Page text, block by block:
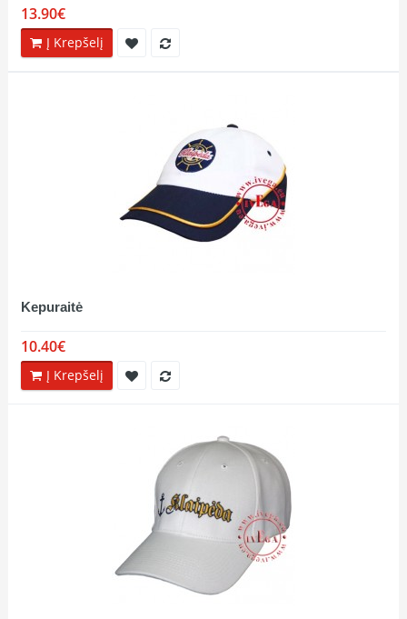
13.90€
Į Krepšelį
Kepuraitė
10.40€
Į Krepšelį